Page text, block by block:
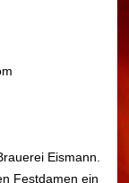
Eismann.
Festdamen ein